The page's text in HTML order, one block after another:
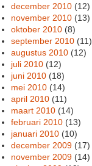
december 2010 (12)
november 2010 (13)
oktober 2010 (8)
september 2010 (11)
augustus 2010 (12)
juli 2010 (12)
juni 2010 (18)
mei 2010 (14)
april 2010 (11)
maart 2010 (14)
februari 2010 (13)
januari 2010 (10)
december 2009 (17)
november 2009 (14)